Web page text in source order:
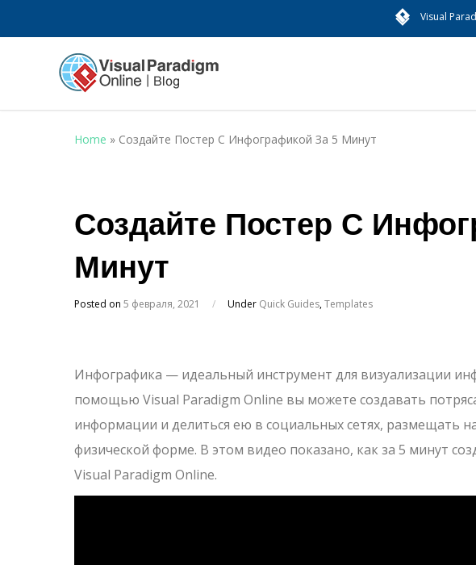
Visual
Home » Создайте Постер С Инфографикой За 5 Минут
Создайте Постер С
Минут
Posted on 5 февраля, 2021 / Under Quick Guides,Templates
Инфографика — идеальный инструмент для визуализации
помощью Visual Paradigm Online вы можете создавать
информации и делиться ею в социальных сетях, размещать
физической форме. В этом видео показано, как за 5 минут
Visual Paradigm Online.